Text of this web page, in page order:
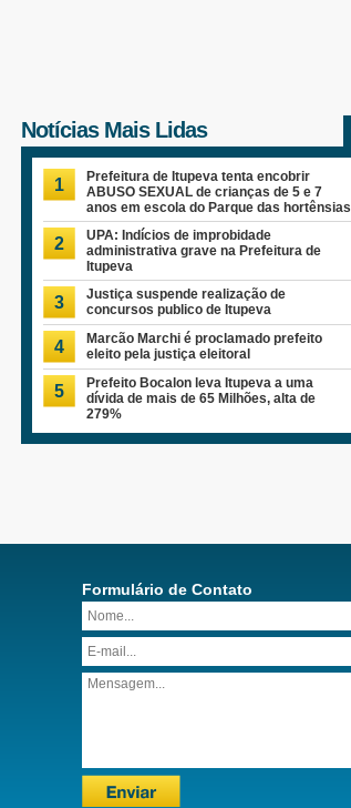
Notícias Mais Lidas
1
Prefeitura de Itupeva tenta encobrir
ABUSO SEXUAL de crianças de 5 e 7
anos em escola do Parque das hortênsias
2
UPA: Indícios de improbidade
administrativa grave na Prefeitura de
Itupeva
3
Justiça suspende realização de
concursos publico de Itupeva
4
Marcão Marchi é proclamado prefeito
eleito pela justiça eleitoral
5
Prefeito Bocalon leva Itupeva a uma
dívida de mais de 65 Milhões, alta de
279%
Formulário de Contato